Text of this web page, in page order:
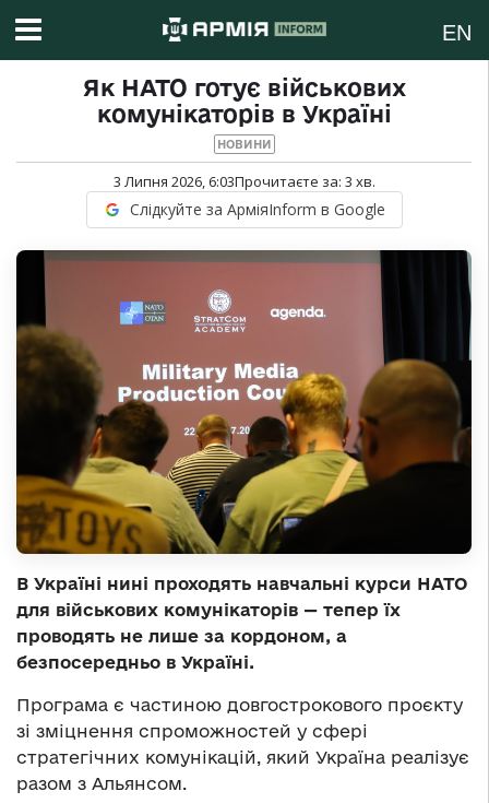
EN
Як НАТО готує військових
комунікаторів в Україні
НОВИНИ
3 Липня 2026, 6:03Прочитаєте за: 3 хв.
Слідкуйте за АрміяInform в Google
В Україні нині проходять навчальні курси НАТО
для військових комунікаторів — тепер їх
проводять не лише за кордоном, а
безпосередньо в Україні.
Програма є частиною довгострокового проєкту
зі зміцнення спроможностей у сфері
стратегічних комунікацій, який Україна реалізує
разом з Альянсом.